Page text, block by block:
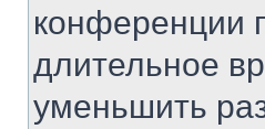
конференции
длительное
уменьшить